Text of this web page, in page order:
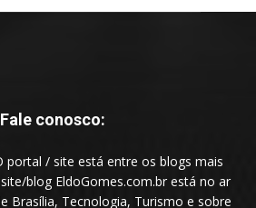
Fale conosco:
portal / site está entre os blogs mais
blog EldoGomes.com.br está no ar
Brasília, Tecnologia, Turismo e sobre